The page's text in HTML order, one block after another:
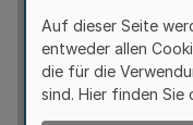
Auf dieser Seite
entweder allen
die für die
sind. Hier finden Sie